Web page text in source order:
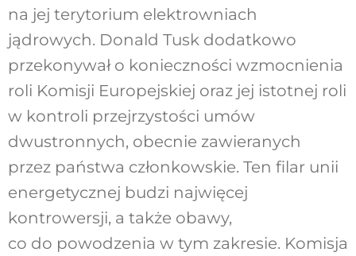
na jej terytorium elektrowniach
jądrowych. Donald Tusk dodatkowo
przekonywał o konieczności wzmocnienia
roli Komisji Europejskiej oraz jej istotnej roli
w kontroli przejrzystości umów
dwustronnych, obecnie zawieranych
przez państwa członkowskie. Ten filar unii
energetycznej budzi najwięcej
kontrowersji, a także obawy,
co do powodzenia w tym zakresie. Komisja